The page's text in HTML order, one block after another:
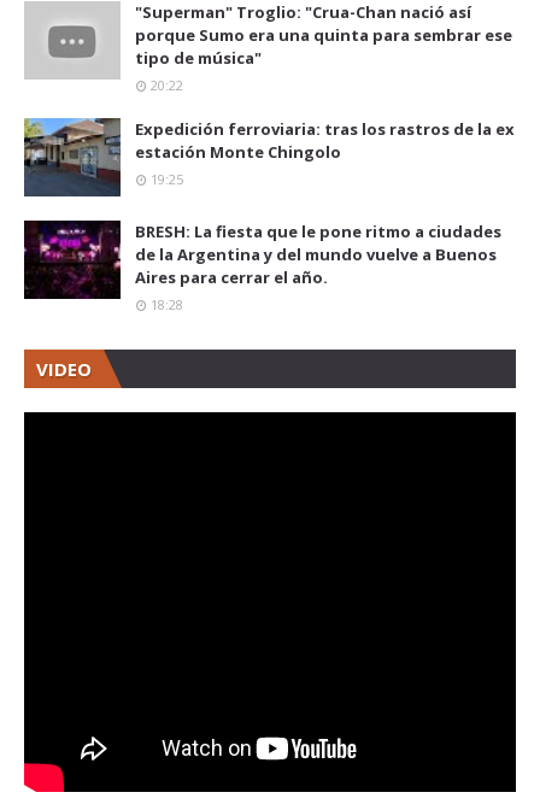
"Superman" Troglio: "Crua-Chan nació así
porque Sumo era una quinta para sembrar ese
tipo de música"
20:22
Expedición ferroviaria: tras los rastros de la ex
estación Monte Chingolo
19:25
BRESH: La fiesta que le pone ritmo a ciudades
de la Argentina y del mundo vuelve a Buenos
Aires para cerrar el año.
18:28
VIDEO